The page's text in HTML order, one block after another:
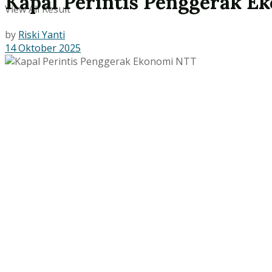
View All Result
by Riski Yanti
14 Oktober 2025